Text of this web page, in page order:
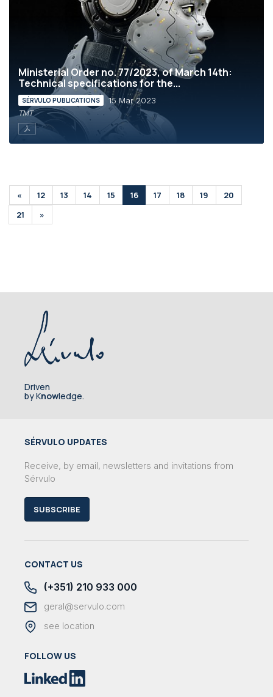
Ministerial Order no. 77/2023, of March 14th:
Technical specifications for the...
SÉRVULO PUBLICATIONS 15 Mar 2023
TMT
« 12 13 14 15 16 17 18 19
20
21
»
Driven
by Knowledge.
SÉRVULO UPDATES
Receive, by email, newsletters and invitations from
Sérvulo
SUBSCRIBE
CONTACT US
(+351) 210 933 000
geral@servulo.com
see location
FOLLOW US